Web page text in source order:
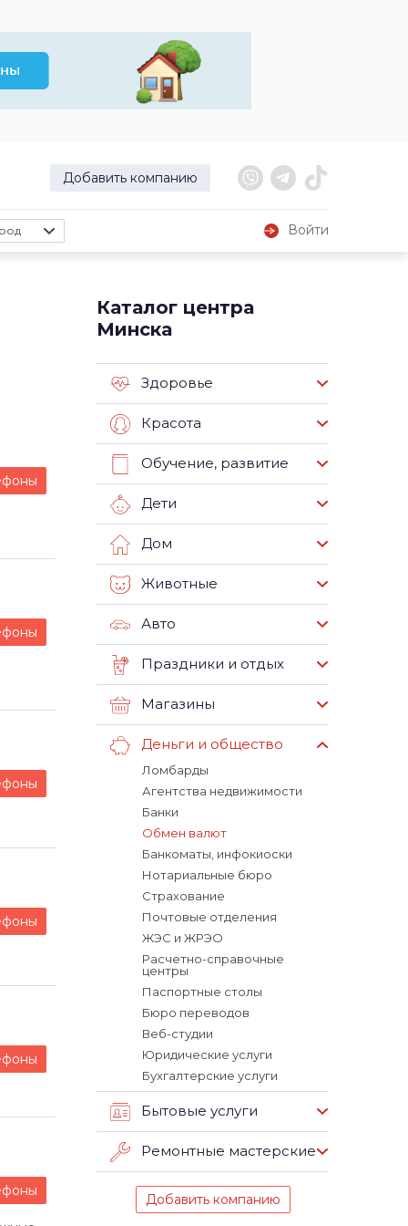
Добавить компанию
Войти
Каталог центра
Минска
Здоровье
Красота
Обучение, развитие
Дети
Дом
Животные
Авто
Праздники и отдых
Магазины
Деньги и общество
Ломбарды
Агентства недвижимости
Банки
Обмен валют
Банкоматы, инфокиоски
Нотариальные бюро
Страхование
Почтовые отделения
ЖЭС и ЖРЭО
Расчетно-справочные
центры
Паспортные столы
Бюро переводов
Веб-студии
Юридические услуги
Бухгалтерские услуги
Бытовые услуги
Ремонтные мастерские
Добавить компанию